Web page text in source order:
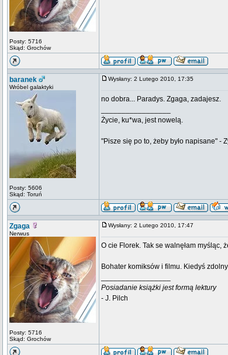
Posty: 5716
Skąd: Grochów
baranek
Wróbel galaktyki
Posty: 5606
Skąd: Toruń
Wysłany: 2 Lutego 2010, 17:35
no dobra... Paradys. Zgaga, zadajesz.
Życie, ku*wa, jest nowelą.
"Pisze się po to, żeby było napisane" -
Zgaga
Nerwus
Posty: 5716
Skąd: Grochów
Wysłany: 2 Lutego 2010, 17:47
O cie Florek. Tak se walnęłam myśląc,
Bohater komiksów i filmu. Kiedyś
Posiadanie książki jest formą lektury
- J. Pilch